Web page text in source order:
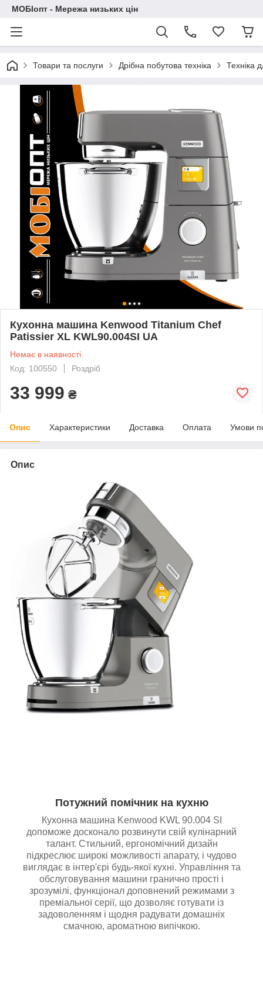
МОБІопт - Мережа низьких цін
Товари та послуги Дрібна побутова техніка Техніка
Кухонна машина Kenwood Titanium Chef
Patissier XL KWL90.004SI UA
Немає в наявності
Код: 100550
Роздріб
33 999 ₴
Опис Характеристики Доставка Оплата Умови
Опис
Потужний помічник на кухню
Кухонна машина Kenwood KWL 90.004 SI
допоможе досконало розвинути свій кулінарний
талант. Стильний, ергономічний дизайн
підкреслює широкі можливості апарату, і чудово
виглядає в інтер'єрі будь-якої кухні. Управління та
обслуговування машини гранично прості і
зрозумілі, функціонал доповнений режимами з
преміальної серії, що дозволяє готувати із
задоволенням і щодня радувати домашніх
смачною, ароматною випічкою.